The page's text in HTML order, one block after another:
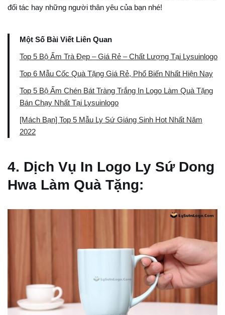
đối tác hay những người thân yêu của bạn nhé!
Một Số Bài Viết Liên Quan
Top 5 Bộ Ấm Trà Đẹp – Giá Rẻ – Chất Lượng Tại Lysuinlogo
Top 6 Mẫu Cốc Quà Tặng Giá Rẻ, Phổ Biến Nhất Hiện Nay
Top 5 Bộ Ấm Chén Bát Tràng Trắng In Logo Làm Quà Tặng
Bán Chạy Nhất Tại Lysuinlogo
[Mách Bạn] Top 5 Mẫu Ly Sứ Giáng Sinh Hot Nhất Năm
2022
4. Dịch Vụ In Logo Ly Sứ Dong
Hwa Làm Quà Tặng: